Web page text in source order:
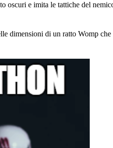
oscuri e imita le tattiche del
dimensioni di un ratto Womp che